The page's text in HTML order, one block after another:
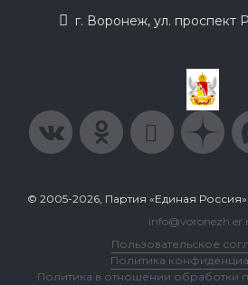
г. Воронеж, ул. проспект
© 2005-2026, Партия «Единая
Пользовательское
Политика
Политика в отношении обработки